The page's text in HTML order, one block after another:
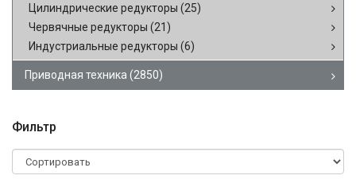
Цилиндрические редукторы (25)
Червячные редукторы (21)
Индустриальные редукторы (6)
Приводная техника (2850)
Фильтр